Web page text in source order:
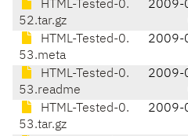
HTML-Tested-0.
52.tar.gz
2009-
HTML-Tested-0.
53.meta
2009-
HTML-Tested-0.
53.readme
2009-
HTML-Tested-0.
53.tar.gz
2009-